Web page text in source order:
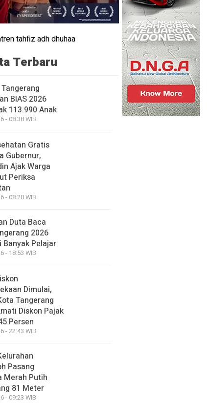
Terbaru
BIAS 2026
113.990 Anak
- 08:38 WIB
Gratis
Gubernur,
Ajak Warga
Periksa
- 08:20 WIB
Duta Baca
2026
Banyak Pelajar
- 18:53 WIB
Dimulai,
Tangerang
Diskon Pajak
Persen
- 22:43 WIB
Pasang
Merah Putih
81 Meter
- 09:23 WIB